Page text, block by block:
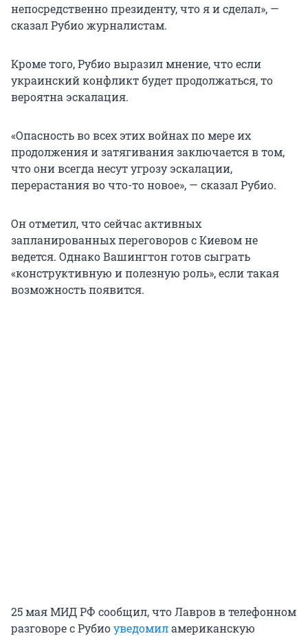
непосредственно президенту, что я и сделал», —
сказал Рубио журналистам.
Кроме того, Рубио выразил мнение, что если
украинский конфликт будет продолжаться, то
вероятна эскалация.
«Опасность во всех этих войнах по мере их
продолжения и затягивания заключается в том,
что они всегда несут угрозу эскалации,
перерастания во что-то новое», — сказал Рубио.
Он отметил, что сейчас активных
запланированных переговоров с Киевом не
ведется. Однако Вашингтон готов сыграть
«конструктивную и полезную роль», если такая
возможность появится.
25 мая МИД РФ сообщил, что Лавров в телефонном
разговоре с Рубиоуведомиламериканскую